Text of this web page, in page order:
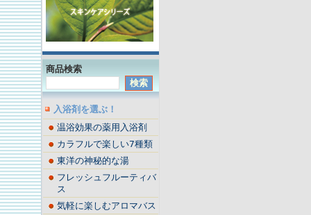
商品検索
入浴剤を選ぶ！
温浴効果の薬用入浴剤
カラフルで楽しい7種類
東洋の神秘的な湯
フレッシュフルーティバ
ス
気軽に楽しむアロマバス